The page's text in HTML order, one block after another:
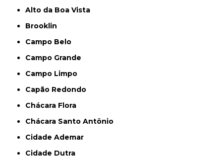
Alto da Boa Vista
Brooklin
Campo Belo
Campo Grande
Campo Limpo
Capão Redondo
Chácara Flora
Chácara Santo Antônio
Cidade Ademar
Cidade Dutra